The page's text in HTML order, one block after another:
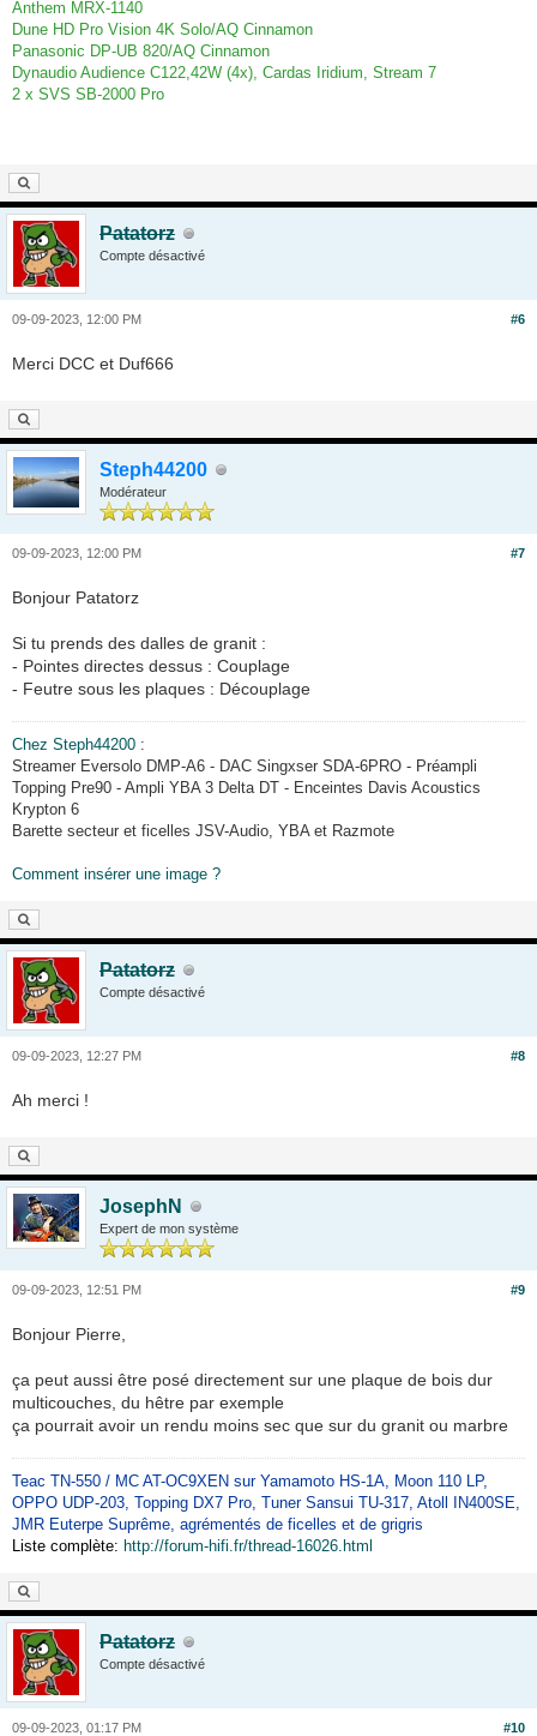
Anthem MRX-1140
Dune HD Pro Vision 4K Solo/AQ Cinnamon
Panasonic DP-UB 820/AQ Cinnamon
Dynaudio Audience C122,42W (4x), Cardas Iridium, Stream 7
2 x SVS SB-2000 Pro
Patatorz
Compte désactivé
#6
09-09-2023, 12:00 PM
Merci DCC et Duf666
Steph44200
Modérateur
#7
09-09-2023, 12:00 PM
Bonjour Patatorz
Si tu prends des dalles de granit :
- Pointes directes dessus : Couplage
- Feutre sous les plaques : Découplage
Chez Steph44200 :
Streamer Eversolo DMP-A6 - DAC Singxser SDA-6PRO - Préampli
Topping Pre90 - Ampli YBA 3 Delta DT - Enceintes Davis Acoustics
Krypton 6
Barette secteur et ficelles JSV-Audio, YBA et Razmote
Comment insérer une image ?
Patatorz
Compte désactivé
#8
09-09-2023, 12:27 PM
Ah merci !
JosephN
Expert de mon système
#9
09-09-2023, 12:51 PM
Bonjour Pierre,
ça peut aussi être posé directement sur une plaque de bois dur
multicouches, du hêtre par exemple
ça pourrait avoir un rendu moins sec que sur du granit ou marbre
Teac TN-550 / MC AT-OC9XEN sur Yamamoto HS-1A, Moon 110 LP,
OPPO UDP-203, Topping DX7 Pro, Tuner Sansui TU-317, Atoll IN400SE,
JMR Euterpe Suprême, agrémentés de ficelles et de grigris
Liste complète: http://forum-hifi.fr/thread-16026.html
Patatorz
Compte désactivé
#10
09-09-2023, 01:17 PM